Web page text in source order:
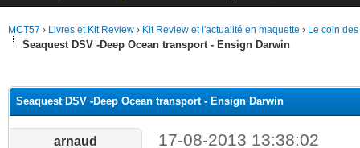
MCT57 › Livres et Kit Review › Kit Review et l'actualité en maquette › Le coin
Seaquest DSV -Deep Ocean transport - Ensign Darwin
Seaquest DSV -Deep Ocean transport - Ensign Darwin
arnaud 17-08-2013 13:38:02